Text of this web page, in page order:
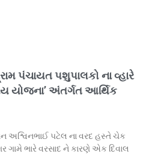
પંચાયત પશુપાલકો ના વ્હારે
યોજના’ અંતર્ગત આર્થિક
અશ્વિનભાઈ પટેલ ના વરદ હસ્તે ચેક
ગામે ભારે વરસાદ ને કારણે એક દિવાલ